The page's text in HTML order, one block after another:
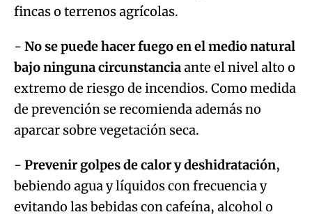
fincas o terrenos agrícolas.
- No se puede hacer fuego en el medio natural
bajo ninguna circunstanciaante el nivel alto o
extremo de riesgo de incendios. Como medida
de prevención se recomienda además no
aparcar sobre vegetación seca.
- Prevenir golpes de calor y deshidratación,
bebiendo agua y líquidos con frecuencia y
evitando las bebidas con cafeína, alcohol o